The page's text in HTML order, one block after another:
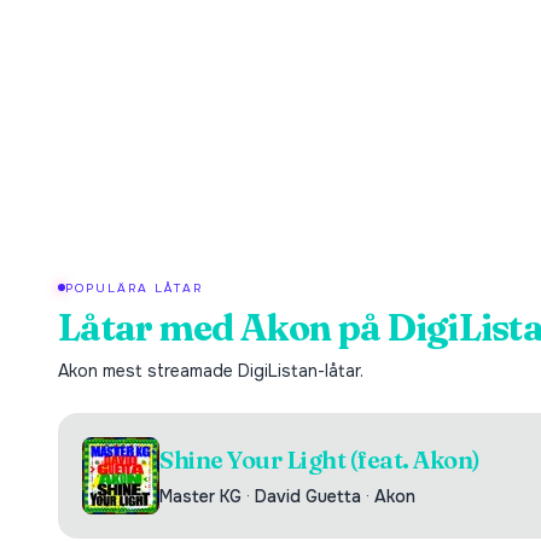
POPULÄRA LÅTAR
Låtar medAkonpå
Akon mest streamade DigiListan-låtar.
Shine Your Light (feat. Akon)
Master KG · David Guetta · Akon